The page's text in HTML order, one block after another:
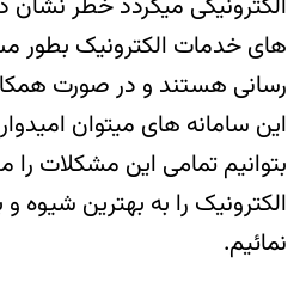
های خدمات الکترونیک بطور
رسانی هستند و در صورت
این سامانه های میتوان
بتوانیم تمامی این مشکلات
الکترونیک را به بهترین شیوه
نمائیم.